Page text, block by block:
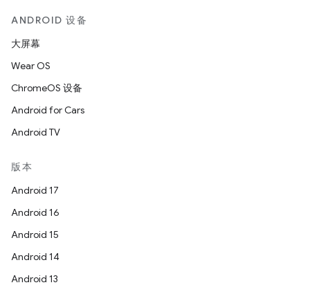
ANDROID 设备
大屏幕
Wear OS
ChromeOS 设备
Android for Cars
Android TV
版本
Android 17
Android 16
Android 15
Android 14
Android 13